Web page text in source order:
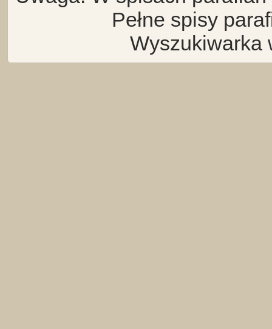
Pełne spisy
Wyszukiwarka